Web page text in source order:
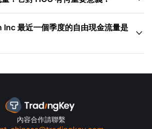
最近一個季度的自由現金流量是

內容合作請聯繫